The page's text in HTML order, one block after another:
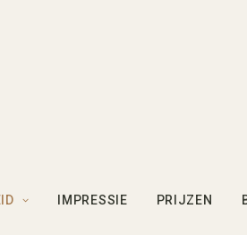
IMPRESSIE PRIJZEN